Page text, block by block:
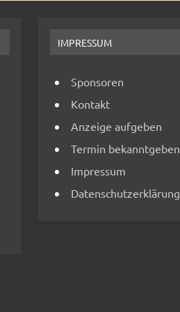
IMPRESSUM
Sponsoren
Kontakt
Anzeige aufgeben
Termin bekanntgeben
Impressum
Datenschutzerklärung